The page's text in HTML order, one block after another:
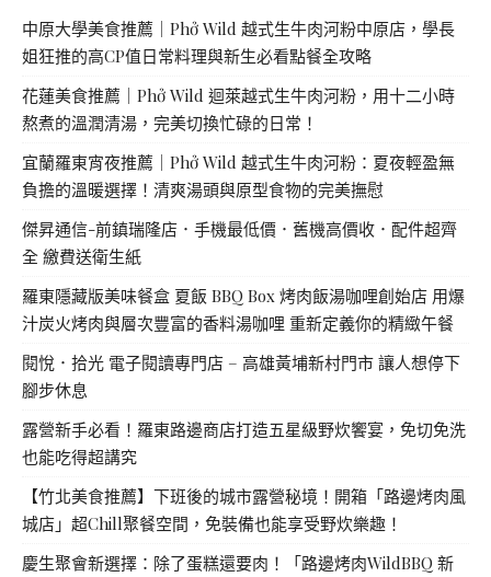
中原大學美食推薦｜Phở Wild 越式生牛肉河粉中原店，學長
姐狂推的高CP值日常料理與新生必看點餐全攻略
花蓮美食推薦｜Phở Wild 迴萊越式生牛肉河粉，用十二小時
熬煮的溫潤清湯，完美切換忙碌的日常！
宜蘭羅東宵夜推薦｜Phở Wild 越式生牛肉河粉：夏夜輕盈無
負擔的溫暖選擇！清爽湯頭與原型食物的完美撫慰
傑昇通信-前鎮瑞隆店．手機最低價．舊機高價收．配件超齊
全 繳費送衛生紙
羅東隱藏版美味餐盒 夏飯 BBQ Box 烤肉飯湯咖哩創始店 用爆
汁炭火烤肉與層次豐富的香料湯咖哩 重新定義你的精緻午餐
閱悅．拾光 電子閱讀專門店 – 高雄黃埔新村門市 讓人想停下
腳步休息
露營新手必看！羅東路邊商店打造五星級野炊饗宴，免切免洗
也能吃得超講究
【竹北美食推薦】下班後的城市露營秘境！開箱「路邊烤肉風
城店」超Chill聚餐空間，免裝備也能享受野炊樂趣！
慶生聚會新選擇：除了蛋糕還要肉！「路邊烤肉WildBBQ 新